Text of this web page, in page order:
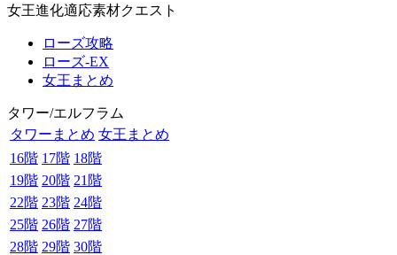
女王進化適応素材クエスト
ローズ攻略
ローズ-EX
女王まとめ
タワー/エルフラム
タワーまとめ 女王まとめ
16階 17階 18階
19階 20階 21階
22階 23階 24階
25階 26階 27階
28階 29階 30階